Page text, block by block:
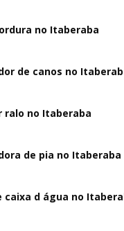
no Itaberaba
de canos no
ralo no Itaberaba
de pia no Itaberaba
caixa d água no